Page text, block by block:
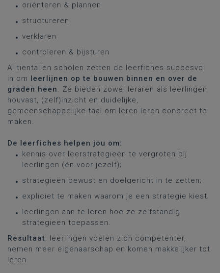
oriënteren & plannen
structureren
verklaren
controleren & bijsturen
Al tientallen scholen zetten de leerfiches succesvol
in om leerlijnen op te bouwen binnen en over de
graden heen. Ze bieden zowel leraren als leerlingen
houvast, (zelf)inzicht en duidelijke,
gemeenschappelijke taal om leren leren concreet te
maken.
De leerfiches helpen jou om:
kennis over leerstrategieën te vergroten bij
leerlingen (én voor jezelf);
strategieën bewust en doelgericht in te zetten;
expliciet te maken waarom je een strategie kiest;
leerlingen aan te leren hoe ze zelfstandig
strategieën toepassen.
Resultaat: leerlingen voelen zich competenter,
nemen meer eigenaarschap en komen makkelijker tot
leren.